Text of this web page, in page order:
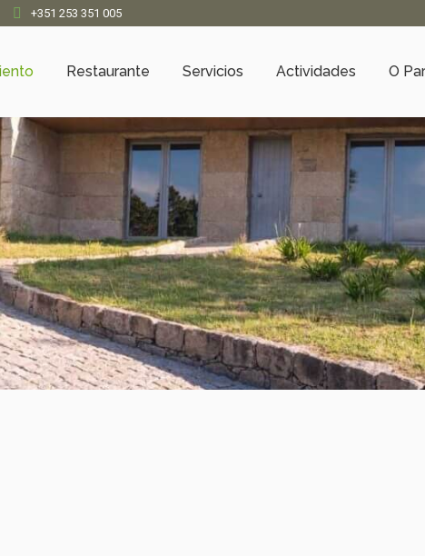
+351 253 351 005
Restaurante Servicios Actividades O